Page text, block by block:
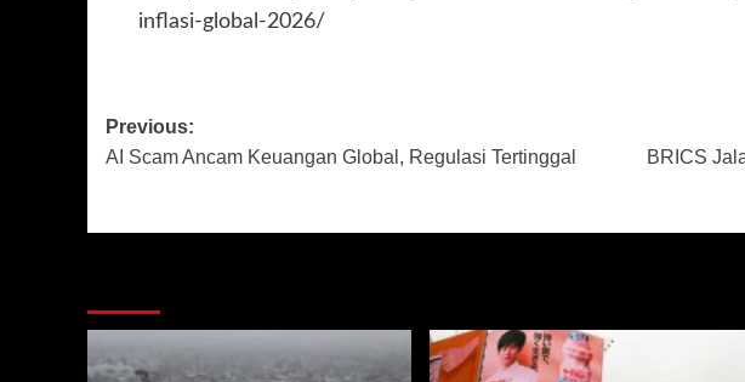
inflasi-global-2026/
Post
navigation
Previous:
AI Scam Ancam Keuangan Global, Regulasi Tertinggal
BRICS